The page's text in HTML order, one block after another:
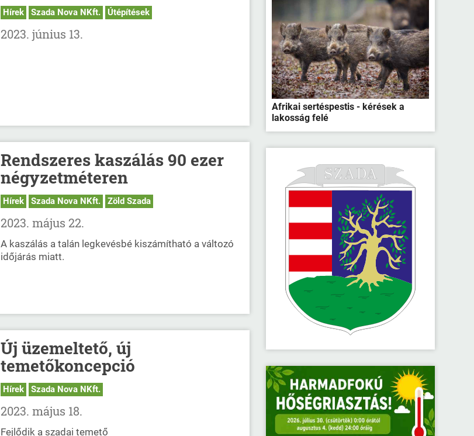
Hírek Szada Nova NKft. Útépítések
2023. június 13.
Rendszeres kaszálás 90 ezer
négyzetméteren
Hírek Szada Nova NKft. Zöld Szada
2023. május 22.
A kaszálás a talán legkevésbé kiszámítható a változó
időjárás miatt.
Új üzemeltető, új
temetőkoncepció
Hírek Szada Nova NKft.
2023. május 18.
Fejlődik a szadai temető
Afrikai sertéspestis - kérések a
lakosság felé